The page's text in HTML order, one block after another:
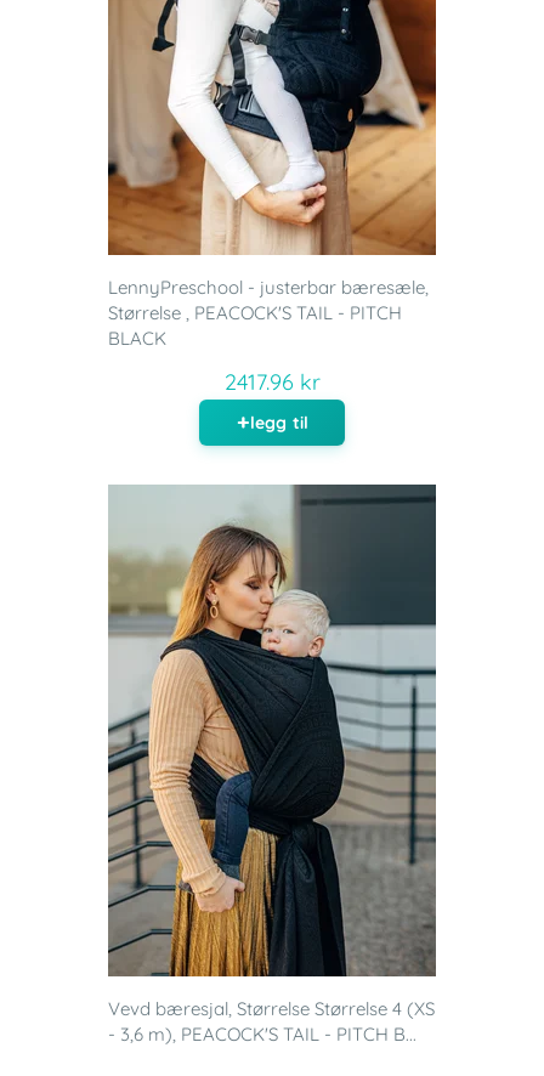
LennyPreschool - justerbar bæresæle,
Størrelse , PEACOCK'S TAIL - PITCH
BLACK
2417.96 kr
legg til
Vevd bæresjal, Størrelse Størrelse 4 (XS
- 3,6 m), PEACOCK'S TAIL - PITCH B...